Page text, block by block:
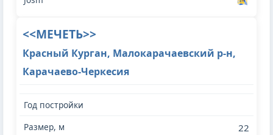
<<МЕЧЕТЬ>>
Красный Курган, Малокарачаевский р-н,
Карачаево-Черкесия
22